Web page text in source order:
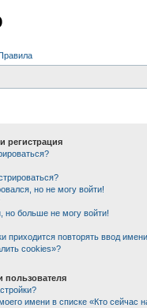
регистрация
но не могу войти!
но больше не могу войти!
приходится повторять ввод
cookies»?
пользователя
имени в списке «Кто сейчас